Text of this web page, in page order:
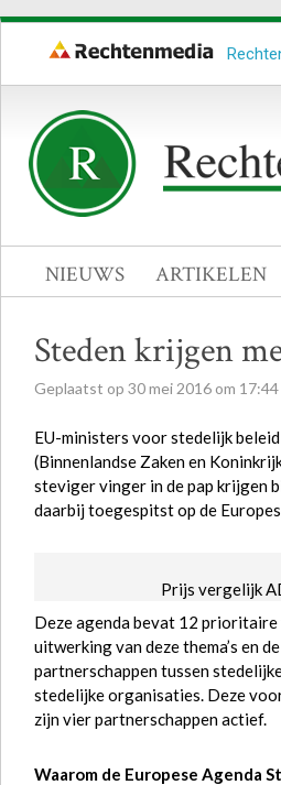
NIEUWS ARTIKELEN
Steden krijgen
Geplaatst op 30mei 2016 om 17:44
EU-ministers voor stedelijk
(Binnenlandse Zaken en
steviger vinger in de pap krijgen
daarbij toegespitst op de
Prijs vergelijk
Deze agenda bevat 12 prioritaire
uitwerking van deze thema’s en
partnerschappen tussen
stedelijke organisaties. Deze
zijn vier partnerschappen actief.
Waarom de Europese Agenda